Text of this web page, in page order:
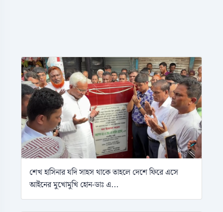
শেখ হাসিনার যদি সাহস থাকে তাহলে দেশে ফিরে এসে
আইনের মুখোমুখি হোন-ডাঃ এ...